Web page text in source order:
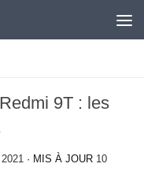
9T : les
· MIS À JOUR 10